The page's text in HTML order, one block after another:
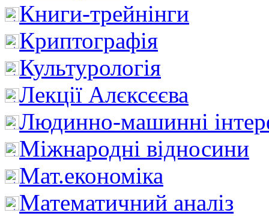
Книги-трейнінги
Криптографія
Культурологія
Лекції Алєксєєва
Людинно-машинні
Міжнародні відносини
Мат.економіка
Математичний аналіз